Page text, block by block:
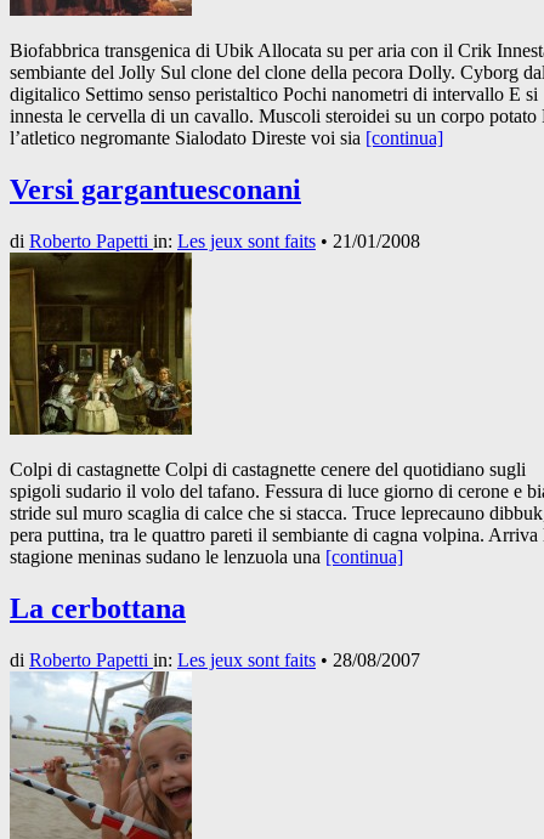
Biofabbrica transgenica di Ubik Allocata su per aria con il Crik
sembiante del Jolly Sul clone del clone della pecora Dolly. Cyborg
digitalico Settimo senso peristaltico Pochi nanometri di intervallo E si
innesta le cervella di un cavallo. Muscoli steroidei su un corpo potato
l’atletico negromante Sialodato Direste voi sia [continua]
Versi gargantuesconani
di Roberto Papetti in: Les jeux sont faits • 21/01/2008
Colpi di castagnette Colpi di castagnette cenere del quotidiano sugli
spigoli sudario il volo del tafano. Fessura di luce giorno di cerone e
stride sul muro scaglia di calce che si stacca. Truce leprecauno
pera puttina, tra le quattro pareti il sembiante di cagna volpina. Arriva
stagione meninas sudano le lenzuola una [continua]
La cerbottana
di Roberto Papetti in: Les jeux sont faits • 28/08/2007